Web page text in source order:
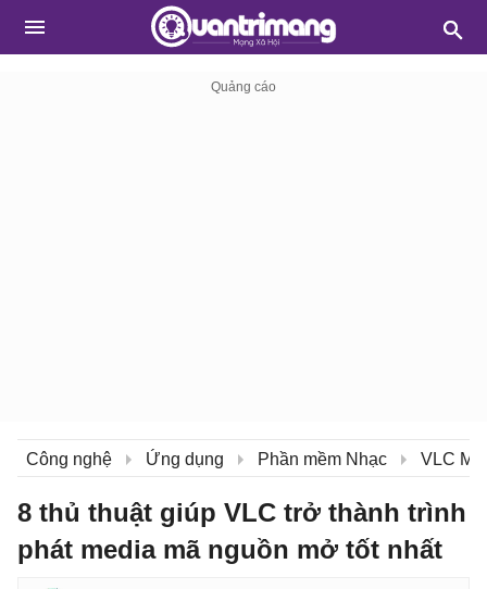
Công nghệ Ứng dụng Phần mềm Nhạc VLC
8 thủ thuật giúp VLC trở thành trình
phát media mã nguồn mở tốt nhất